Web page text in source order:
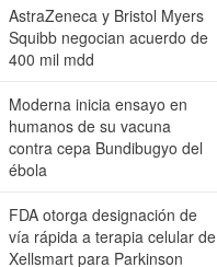
AstraZeneca y Bristol Myers
Squibb negocian acuerdo de
400 mil mdd
Moderna inicia ensayo en
humanos de su vacuna
contra cepa Bundibugyo del
ébola
FDA otorga designación de
vía rápida a terapia celular de
Xellsmart para Parkinson